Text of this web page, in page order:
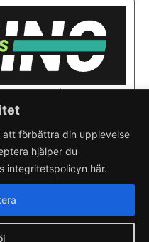
förbättra din upplevelse
hjälper du
integritetspolicyn här.
12:00 - 21:00
Lägg till pizzeria.
hemsida